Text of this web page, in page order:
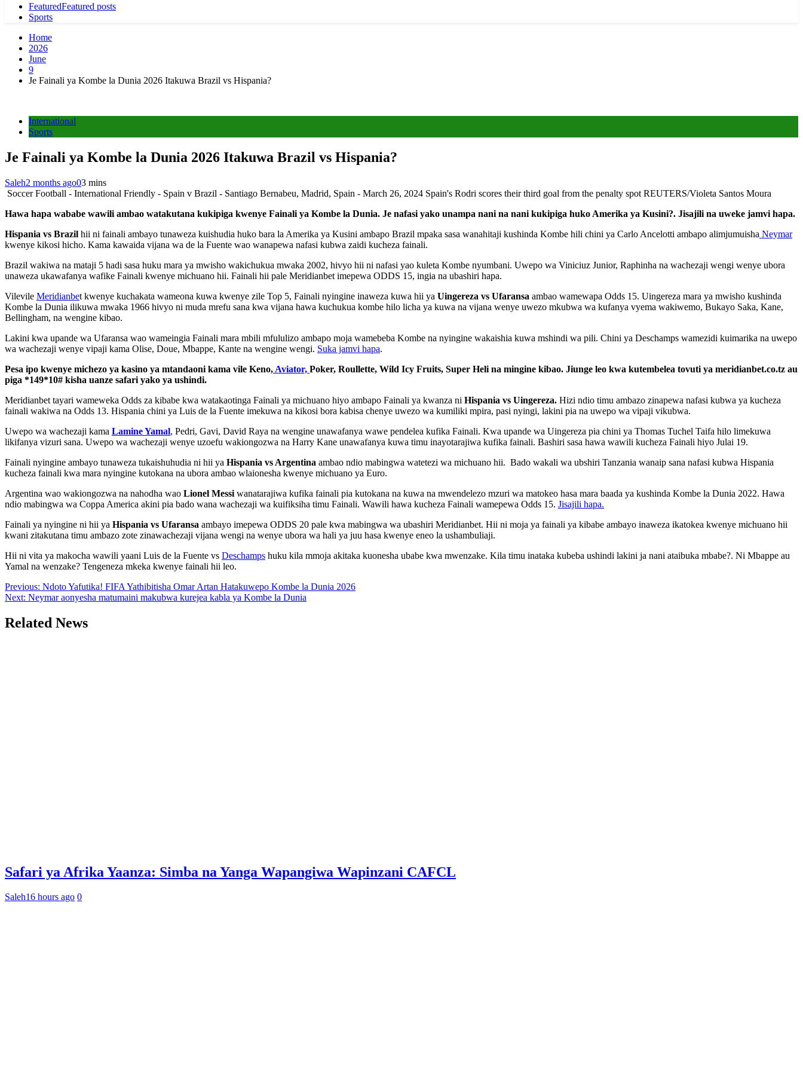
FeaturedFeatured posts
Sports
Home
2026
June
9
Je Fainali ya Kombe la Dunia 2026 Itakuwa Brazil vs Hispania?
International
Sports
Je Fainali ya Kombe la Dunia 2026 Itakuwa Brazil vs Hispania?
Saleh2 months ago03 mins
Soccer Football - International Friendly - Spain v Brazil - Santiago Bernabeu, Madrid, Spain - March 26, 2024 Spain's Rodri scores their third goal from the penalty spot REUTERS/Violeta Santos Moura
Hawa hapa wababe wawili ambao watakutana kukipiga kwenye Fainali ya Kombe la Dunia. Je nafasi yako unampa nani na nani kukipiga huko Amerika ya Kusini?. Jisajili na uweke jamvi hapa.
Hispania vs Brazil hii ni fainali ambayo tunaweza kuishudia huko bara la Amerika ya Kusini ambapo Brazil mpaka sasa wanahitaji kushinda Kombe hili chini ya Carlo Ancelotti ambapo alimjumuisha Neymar
kwenye kikosi hicho. Kama kawaida vijana wa de la Fuente wao wanapewa nafasi kubwa zaidi kucheza fainali.
Brazil wakiwa na mataji 5 hadi sasa huku mara ya mwisho wakichukua mwaka 2002, hivyo hii ni nafasi yao kuleta Kombe nyumbani. Uwepo wa Viniciuz Junior, Raphinha na wachezaji wengi wenye ubora
unaweza ukawafanya wafike Fainali kwenye michuano hii. Fainali hii pale Meridianbet imepewa ODDS 15, ingia na ubashiri hapa.
Vilevile Meridianbet kwenye kuchakata wameona kuwa kwenye zile Top 5, Fainali nyingine inaweza kuwa hii ya Uingereza vs Ufaransa ambao wamewapa Odds 15. Uingereza mara ya mwisho kushinda
Kombe la Dunia ilikuwa mwaka 1966 hivyo ni muda mrefu sana kwa vijana hawa kuchukua kombe hilo licha ya kuwa na vijana wenye uwezo mkubwa wa kufanya vyema wakiwemo, Bukayo Saka, Kane,
Bellingham, na wengine kibao.
Lakini kwa upande wa Ufaransa wao wameingia Fainali mara mbili mfululizo ambapo moja wamebeba Kombe na nyingine wakaishia kuwa mshindi wa pili. Chini ya Deschamps wamezidi kuimarika na uwepo
wa wachezaji wenye vipaji kama Olise, Doue, Mbappe, Kante na wengine wengi. Suka jamvi hapa.
Pesa ipo kwenye michezo ya kasino ya mtandaoni kama vile Keno, Aviator, Poker, Roullette, Wild Icy Fruits, Super Heli na mingine kibao. Jiunge leo kwa kutembelea tovuti ya meridianbet.co.tz au
piga *149*10# kisha uanze safari yako ya ushindi.
Meridianbet tayari wameweka Odds za kibabe kwa watakaotinga Fainali ya michuano hiyo ambapo Fainali ya kwanza ni Hispania vs Uingereza. Hizi ndio timu ambazo zinapewa nafasi kubwa ya kucheza
fainali wakiwa na Odds 13. Hispania chini ya Luis de la Fuente imekuwa na kikosi bora kabisa chenye uwezo wa kumiliki mpira, pasi nyingi, lakini pia na uwepo wa vipaji vikubwa.
Uwepo wa wachezaji kama Lamine Yamal, Pedri, Gavi, David Raya na wengine unawafanya wawe pendelea kufika Fainali. Kwa upande wa Uingereza pia chini ya Thomas Tuchel Taifa hilo limekuwa
likifanya vizuri sana. Uwepo wa wachezaji wenye uzoefu wakiongozwa na Harry Kane unawafanya kuwa timu inayotarajiwa kufika fainali. Bashiri sasa hawa wawili kucheza Fainali hiyo Julai 19.
Fainali nyingine ambayo tunaweza tukaishuhudia ni hii ya Hispania vs Argentina ambao ndio mabingwa watetezi wa michuano hii. Bado wakali wa ubshiri Tanzania wanaip sana nafasi kubwa Hispania
kucheza fainali kwa mara nyingine kutokana na ubora ambao wlaionesha kwenye michuano ya Euro.
Argentina wao wakiongozwa na nahodha wao Lionel Messi wanatarajiwa kufika fainali pia kutokana na kuwa na mwendelezo mzuri wa matokeo hasa mara baada ya kushinda Kombe la Dunia 2022. Hawa
ndio mabingwa wa Coppa America akini pia bado wana wachezaji wa kuifiksiha timu Fainali. Wawili hawa kucheza Fainali wamepewa Odds 15. Jisajili hapa.
Fainali ya nyingine ni hii ya Hispania vs Ufaransa ambayo imepewa ODDS 20 pale kwa mabingwa wa ubashiri Meridianbet. Hii ni moja ya fainali ya kibabe ambayo inaweza ikatokea kwenye michuano hii
kwani zitakutana timu ambazo zote zinawachezaji vijana wengi na wenye ubora wa hali ya juu hasa kwenye eneo la ushambuliaji.
Hii ni vita ya makocha wawili yaani Luis de la Fuente vs Deschamps huku kila mmoja akitaka kuonesha ubabe kwa mwenzake. Kila timu inataka kubeba ushindi lakini ja nani ataibuka mbabe?. Ni Mbappe au
Yamal na wenzake? Tengeneza mkeka kwenye fainali hii leo.
Post
navigation
Previous: Ndoto Yafutika! FIFA Yathibitisha Omar Artan Hatakuwepo Kombe la Dunia 2026
Next: Neymar aonyesha matumaini makubwa kurejea kabla ya Kombe la Dunia
Related News
Safari ya Afrika Yaanza: Simba na Yanga Wapangiwa Wapinzani CAFCL
Saleh16 hours ago 0